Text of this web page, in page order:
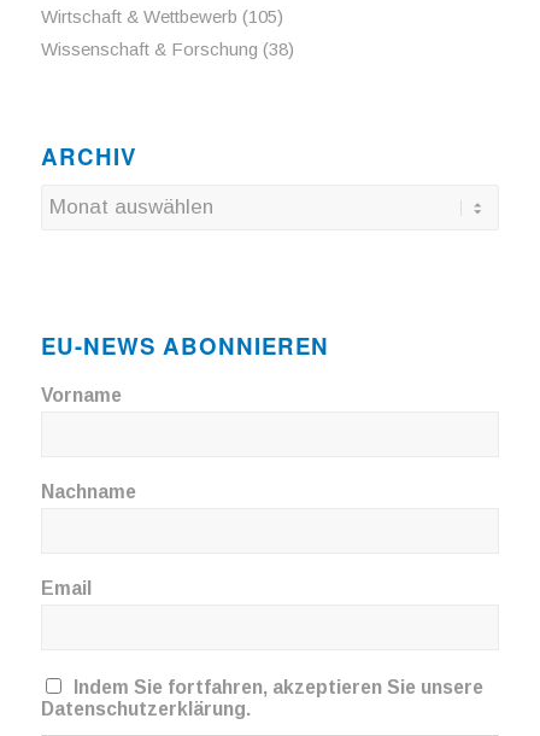
Wirtschaft & Wettbewerb (105)
Wissenschaft & Forschung (38)
ARCHIV
EU-NEWS ABONNIEREN
Vorname
Nachname
Email
Indem Sie fortfahren, akzeptieren Sie unsere
Datenschutzerklärung.